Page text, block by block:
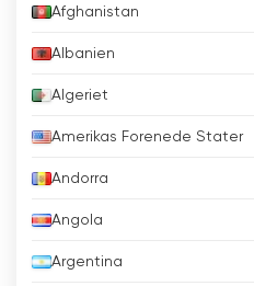
Afghanistan
Albanien
Algeriet
Amerikas Forenede Stater
Andorra
Angola
Argentina